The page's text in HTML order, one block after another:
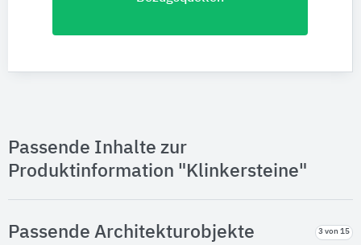
Passende Inhalte zur
Produktinformation "Klinkersteine"
Passende Architekturobjekte 3 von 15